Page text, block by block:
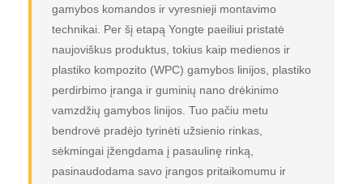
gamybos komandos ir vyresnieji montavimo
technikai. Per šį etapą Yongte paeiliui pristatė
naujoviškus produktus, tokius kaip medienos ir
plastiko kompozito (WPC) gamybos linijos, plastiko
perdirbimo įranga ir guminių nano drėkinimo
vamzdžių gamybos linijos. Tuo pačiu metu
bendrovė pradėjo tyrinėti užsienio rinkas,
sėkmingai įžengdama į pasaulinę rinką,
pasinaudodama savo įrangos pritaikomumu ir